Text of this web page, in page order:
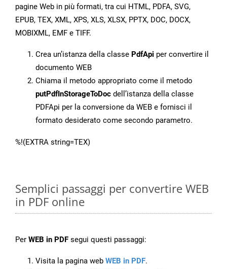
pagine Web in più formati, tra cui HTML, PDFA, SVG,
EPUB, TEX, XML, XPS, XLS, XLSX, PPTX, DOC, DOCX,
MOBIXML, EMF e TIFF.
Crea un’istanza della classe PdfApi per convertire il
documento WEB
Chiama il metodo appropriato come il metodo
putPdfInStorageToDoc dell’istanza della classe
PDFApi per la conversione da WEB e fornisci il
formato desiderato come secondo parametro.
%!(EXTRA string=TEX)
Semplici passaggi per convertire WEB
in PDF online
Per WEB in PDF segui questi passaggi:
Visita la pagina web WEB in PDF.